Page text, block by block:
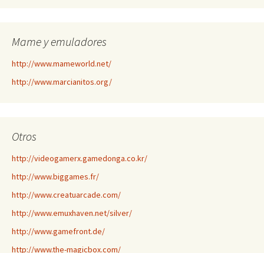
Mame y emuladores
http://www.mameworld.net/
http://www.marcianitos.org/
Otros
http://videogamerx.gamedonga.co.kr/
http://www.biggames.fr/
http://www.creatuarcade.com/
http://www.emuxhaven.net/silver/
http://www.gamefront.de/
http://www.the-magicbox.com/